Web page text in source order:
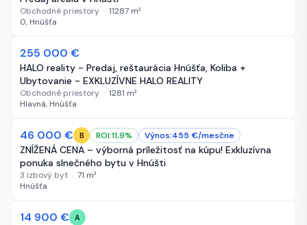
Obchodné priestory · 11287 m²
0, Hnúšťa
134 dní
-14 000 €
255 000 €
HALO reality - Predaj, reštaurácia Hnúšťa, Koliba +
Ubytovanie - EXKLUZÍVNE HALO REALITY
Obchodné priestory · 1281 m²
Hlavná, Hnúšťa
257 dní
-800 €
46 000 € B ROI:11,9% Výnos:455 €/mesčne
ZNÍŽENÁ CENA – výborná príležitosť na kúpu! Exkluzívna
ponuka slnečného bytu v Hnúšti
3 izbový byt · 71 m²
Hnúšťa
313 dní
14 900 € A